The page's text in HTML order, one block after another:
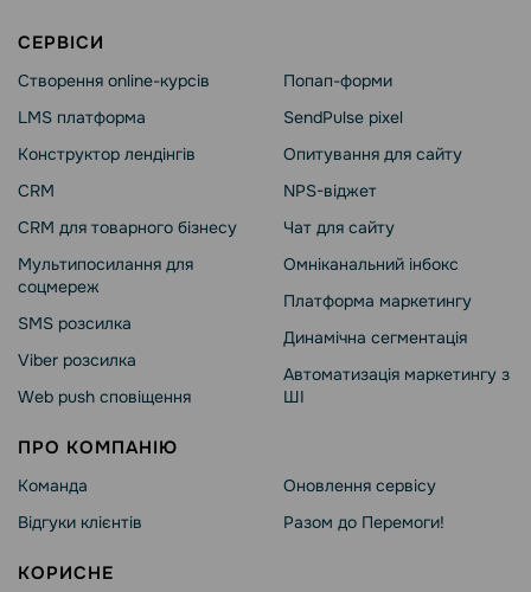
СЕРВІСИ
Створення online-курсів
LMS платформа
Конструктор лендінгів
CRM
CRM для товарного бізнесу
Мультипосилання для
соцмереж
SMS розсилка
Viber розсилка
Web push сповіщення
Попап-форми
SendPulse pixel
Опитування для сайту
NPS-віджет
Чат для сайту
Омніканальний інбокс
Платформа маркетингу
Динамічна сегментація
Автоматизація маркетингу з
ШІ
ПРО КОМПАНІЮ
Команда
Відгуки клієнтів
Оновлення сервісу
Разом до Перемоги!
КОРИСНЕ